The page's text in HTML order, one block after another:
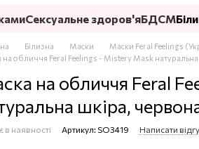
Сексуальне здоров'яБДСМ
Білизна Маски
Маски Feral Feelings
на обличчя Feral Feelings - Mistery Mask натуральна
на обличчя Feral
шкіра,
в наявності Артикул: SO3419 Написати